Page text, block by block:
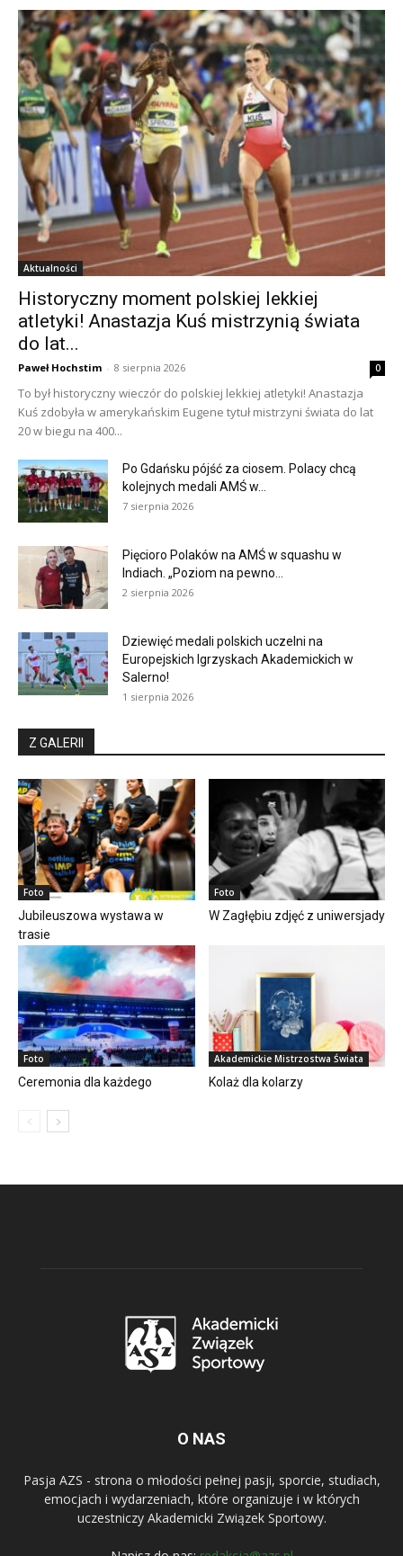
Aktualności
Historyczny moment polskiej lekkiej
atletyki! Anastazja Kuś mistrzynią świata
do lat...
Paweł Hochstim - 8 sierpnia 2026 0
To był historyczny wieczór do polskiej lekkiej atletyki! Anastazja
Kuś zdobyła w amerykańskim Eugene tytuł mistrzyni świata do lat
20 w biegu na 400...
Po Gdańsku pójść za ciosem. Polacy chcą
kolejnych medali AMŚ w...
7 sierpnia 2026
Pięcioro Polaków na AMŚ w squashu w
Indiach. „Poziom na pewno...
2 sierpnia 2026
Dziewięć medali polskich uczelni na
Europejskich Igrzyskach Akademickich w
Salerno!
1 sierpnia 2026
Z GALERII
Foto
Jubileuszowa wystawa w
trasie
Foto
W Zagłębiu zdjęć z uniwersjady
Foto
Ceremonia dla każdego
Akademickie Mistrzostwa Świata
Kolaż dla kolarzy
O NAS
Pasja AZS - strona o młodości pełnej pasji, sporcie, studiach,
emocjach i wydarzeniach, które organizuje i w których
uczestniczy Akademicki Związek Sportowy.